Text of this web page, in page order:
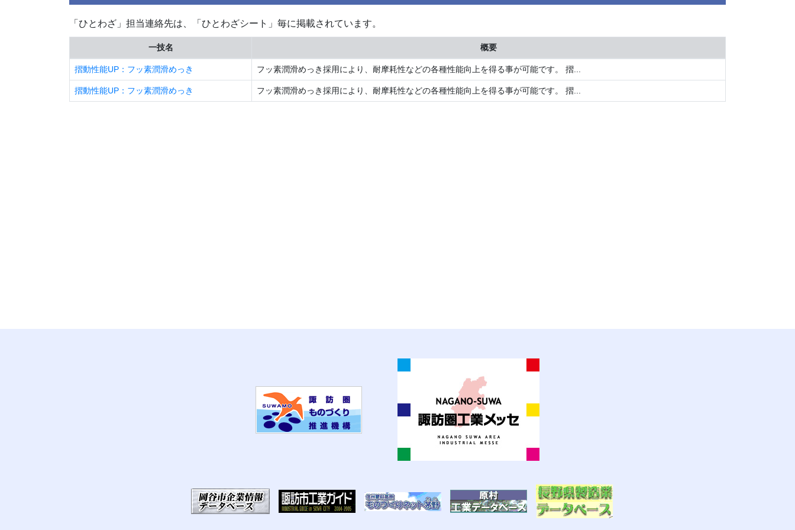
「ひとわざ」担当連絡先は、「ひとわざシート」毎に掲載されています。
一技名 概要
摺動性能UP：フッ素潤滑めっき フッ素潤滑めっき採用により、耐摩耗性などの各種性能向上を得る事が可能です。 摺...
摺動性能UP：フッ素潤滑めっき フッ素潤滑めっき採用により、耐摩耗性などの各種性能向上を得る事が可能です。 摺...